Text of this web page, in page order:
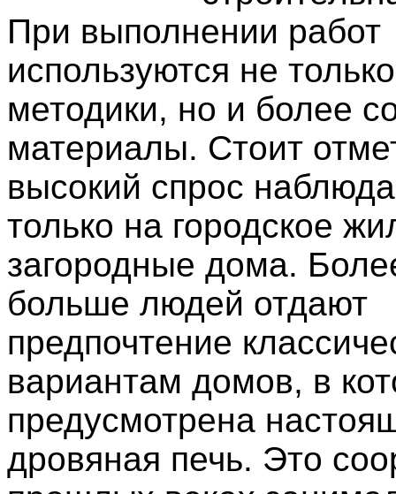
При выполнении работ
используются не
методики, но и более
материалы. Стоит
высокий спрос
только на городское
загородные дома.
больше людей отдают
предпочтение
вариантам домов, в
предусмотрена
дровяная печь. Это